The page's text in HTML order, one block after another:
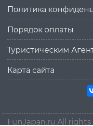
Политика
Порядок оплаты
Туристическим
Карта сайта
FunJapan.ru All rights